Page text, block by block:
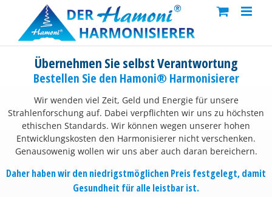
content
Übernehmen Sie selbst Verantwortung
Bestellen Sie den Hamoni® Harmonisierer
Wir wenden viel Zeit, Geld und Energie für unsere
Strahlenforschung auf. Dabei verpflichten wir uns zu höchsten
ethischen Standards. Wir können wegen unserer hohen
Entwicklungskosten den Harmonisierer nicht verschenken.
Genausowenig wollen wir uns aber auch daran bereichern.
Daher haben wir den niedrigstmöglichen Preis festgelegt, damit
Gesundheit für alle leistbar ist.